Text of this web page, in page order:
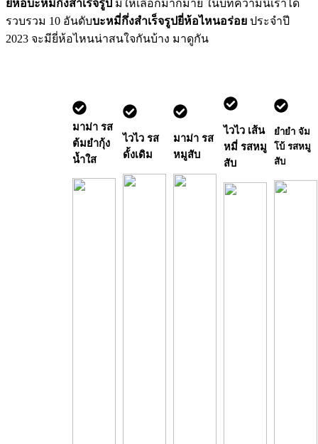
ยี่ห้อบะหมี่กึ่งสําเร็จรูป มีให้เลือกมากมาย ในบทความนี้เราได้
รวบรวม 10 อันดับบะหมี่กึ่งสําเร็จรูปยี่ห้อไหนอร่อย ประจำปี
2023 จะมียี่ห้อไหนน่าสนใจกันบ้าง มาดูกัน
มาม่า รส
ต้มยำกุ้ง
น้ำใส
ไวไว รส
ดั้งเดิม
มาม่า รส
หมูสับ
ไวไว เส้น
หมี่ รสหมู
สับ
ยำยำ จัม
โบ้ รสหมู
สับ